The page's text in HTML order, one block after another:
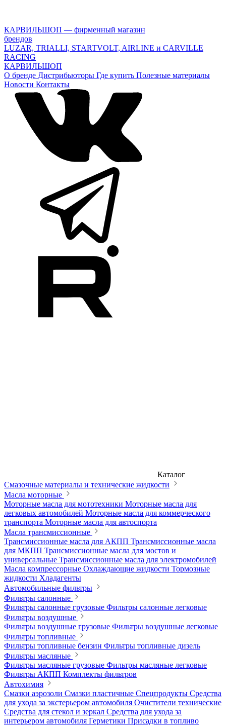
КАРВИЛЬШОП — фирменный магазин
брендов
LUZAR, TRIALLI, STARTVOLT, AIRLINE и CARVILLE
RACING
КАРВИЛЬШОП
О бренде Дистрибьюторы Где купить Полезные материалы
Новости Контакты
Каталог
Смазочные материалы и технические жидкости
Масла моторные
Моторные масла для мототехники Моторные масла для
легковых автомобилей Моторные масла для коммерческого
транспорта Моторные масла для автоспорта
Масла трансмиссионные
Трансмиссионные масла для АКПП Трансмиссионные масла
для МКПП Трансмиссионные масла для мостов и
универсальные Трансмиссионные масла для электромобилей
Масла компрессорные Охлаждающие жидкости Тормозные
жидкости Хладагенты
Автомобильные фильтры
Фильтры салонные
Фильтры салонные грузовые Фильтры салонные легковые
Фильтры воздушные
Фильтры воздушные грузовые Фильтры воздушные легковые
Фильтры топливные
Фильтры топливные бензин Фильтры топливные дизель
Фильтры масляные
Фильтры масляные грузовые Фильтры масляные легковые
Фильтры АКПП Комплекты фильтров
Автохимия
Смазки аэрозоли Смазки пластичные Спецпродукты Средства
для ухода за экстерьером автомобиля Очистители технические
Средства для стекол и зеркал Средства для ухода за
интерьером автомобиля Герметики Присадки в топливо